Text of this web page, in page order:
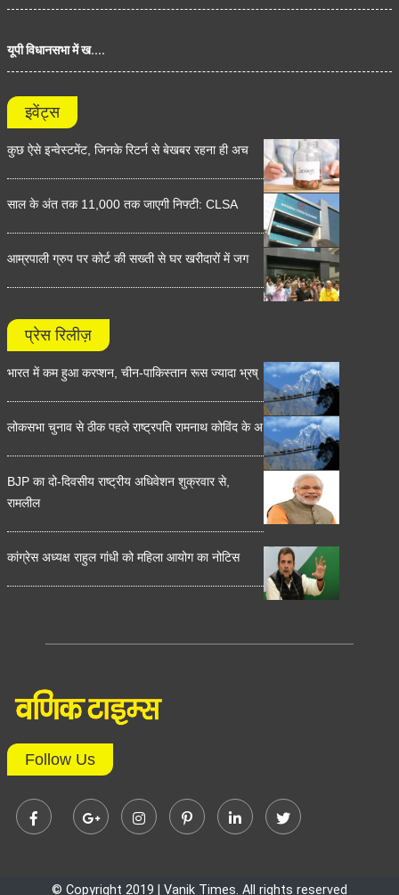
यूपी विधानसभा में ख....
इवेंट्स
कुछ ऐसे इन्वेस्टमेंट, जिनके रिटर्न से बेखबर रहना ही अच
साल के अंत तक 11,000 तक जाएगी निफ्टी: CLSA
आम्रपाली ग्रुप पर कोर्ट की सख्ती से घर खरीदारों में जग
प्रेस रिलीज़
भारत में कम हुआ करप्शन, चीन-पाकिस्तान रूस ज्यादा भ्रष्
लोकसभा चुनाव से ठीक पहले राष्ट्रपति रामनाथ कोविंद के अ
BJP का दो-दिवसीय राष्ट्रीय अधिवेशन शुक्रवार से,
रामलील
कांग्रेस अध्यक्ष राहुल गांधी को महिला आयोग का नोटिस
Follow Us
© Copyright 2019 | Vanik Times. All rights reserved